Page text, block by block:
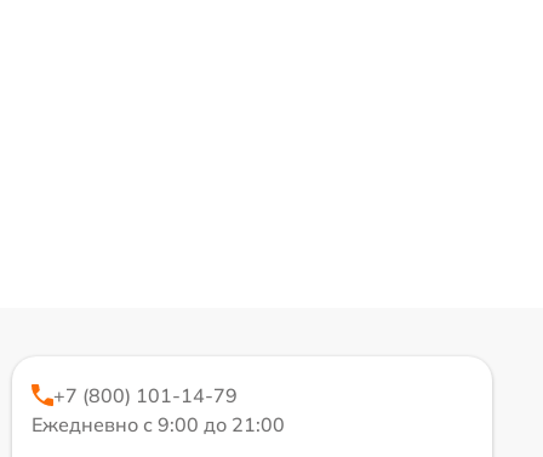
+7 (800) 101-14-79
Ежедневно с 9:00 до 21:00